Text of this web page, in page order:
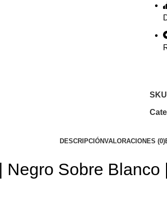
DESCRIPCIÓNVALORACIONES (0)
Sobre Blanco